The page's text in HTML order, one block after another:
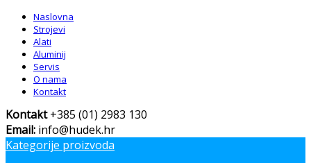
Naslovna
Strojevi
Alati
Aluminij
Servis
O nama
Kontakt
Kontakt+385 (01) 2983 130
Email: info@hudek.hr
Kategorije proizvoda